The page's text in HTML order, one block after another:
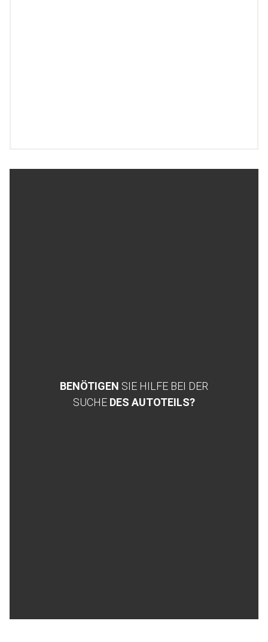
BENÖTIGEN SIE HILFE BEI DER
SUCHE DES AUTOTEILS?